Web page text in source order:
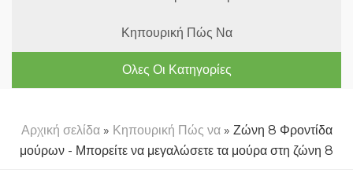
Κηπουρική Πώς Να
Ολες Οι Κατηγορίες
Αρχική σελίδα» Κηπουρική Πώς να» Ζώνη 8 Φροντίδα
μούρων - Μπορείτε να μεγαλώσετε τα μούρα στη ζώνη 8